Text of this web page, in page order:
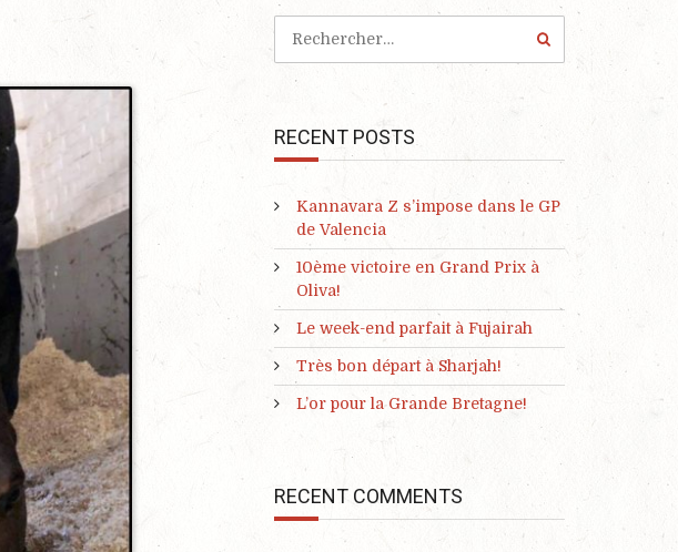
RECENT POSTS
Kannavara Z s’impose dans le GP
de Valencia
10ème victoire en Grand Prix à
Oliva!
Le week-end parfait à Fujairah
Très bon départ à Sharjah!
L’or pour la Grande Bretagne!
RECENT COMMENTS